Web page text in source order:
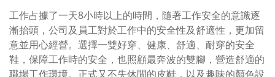
工作占據了一天8小時以上的時間，隨著工作安全的意識逐
漸抬頭，公司及員工對於工作中的安全性及舒適性，更加留
意並用心經營。選擇一雙好穿、健康、舒適、耐穿的安全
鞋，保障工作時的安全，也照顧最奔波的雙腳， 營造舒適的
職場工作環境。正式又不失休閒的皮鞋，以及趣味的顏色設